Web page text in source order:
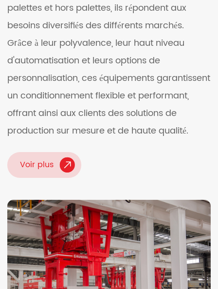
palettes et hors palettes, ils répondent aux
besoins diversifiés des différents marchés.
Grâce à leur polyvalence, leur haut niveau
d'automatisation et leurs options de
personnalisation, ces équipements garantissent
un conditionnement flexible et performant,
offrant ainsi aux clients des solutions de
production sur mesure et de haute qualité.
Voir plus